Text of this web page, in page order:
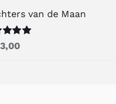
van de Maan
uit 5